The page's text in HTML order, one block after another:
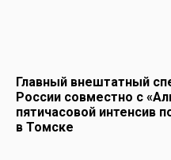
Главный внештатный
России совместно с
пятичасовой интенсив
в Томске